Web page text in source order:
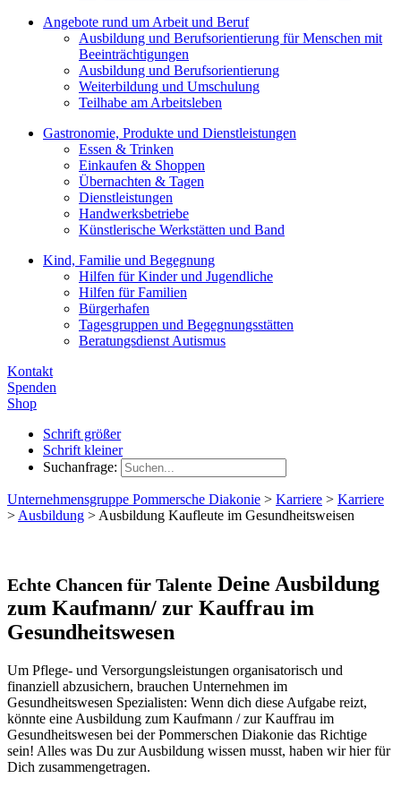
Angebote rund um Arbeit und Beruf
Ausbildung und Berufsorientierung für Menschen mit
Beeinträchtigungen
Ausbildung und Berufsorientierung
Weiterbildung und Umschulung
Teilhabe am Arbeitsleben
Gastronomie, Produkte und Dienstleistungen
Essen & Trinken
Einkaufen & Shoppen
Übernachten & Tagen
Dienstleistungen
Handwerksbetriebe
Künstlerische Werkstätten und Band
Kind, Familie und Begegnung
Hilfen für Kinder und Jugendliche
Hilfen für Familien
Bürgerhafen
Tagesgruppen und Begegnungsstätten
Beratungsdienst Autismus
Kontakt
Spenden
Shop
Schrift größer
Schrift kleiner
Suchanfrage:
Unternehmensgruppe Pommersche Diakonie > Karriere > Karriere
> Ausbildung > Ausbildung Kaufleute im Gesundheitsweisen
Echte Chancen für Talente Deine Ausbildung
zum Kaufmann/ zur Kauffrau im
Gesundheitswesen
Um Pflege- und Versorgungsleistungen organisatorisch und
finanziell abzusichern, brauchen Unternehmen im
Gesundheitswesen Spezialisten: Wenn dich diese Aufgabe reizt,
könnte eine Ausbildung zum Kaufmann / zur Kauffrau im
Gesundheitswesen bei der Pommerschen Diakonie das Richtige
sein! Alles was Du zur Ausbildung wissen musst, haben wir hier für
Dich zusammengetragen.